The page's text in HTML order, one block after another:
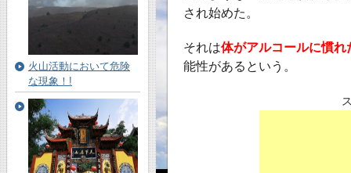
され始めた。
それは体がアルコールに慣
能性があるという。
火山活動において危険
な現象！!